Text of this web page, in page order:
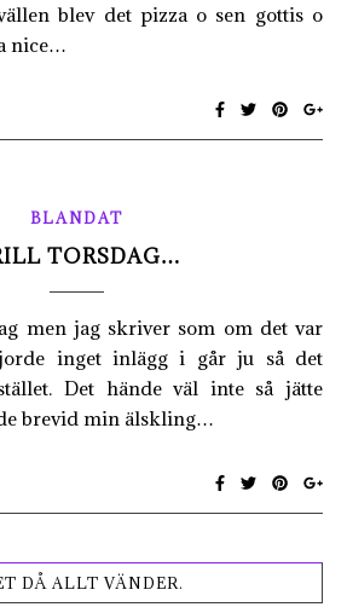
blev det pizza o sen gottis o
nice…
BLANDAT
TORSDAG…
inget inlägg i går ju så det
Det hände väl inte så jätte
brevid min älskling…
DÅ ALLT VÄNDER.